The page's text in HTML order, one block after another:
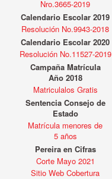
Nro.3665-2019
Calendario Escolar 2019
Resolución No.9943-2018
Calendario Escolar 2020
Resolución No.11527-2019
Campaña Matrícula
Año 2018
Matriculalos Gratis
Sentencia Consejo de
Estado
Matrícula menores de
5 años
Pereira en Cifras
Corte Mayo 2021
Sitio Web Cobertura